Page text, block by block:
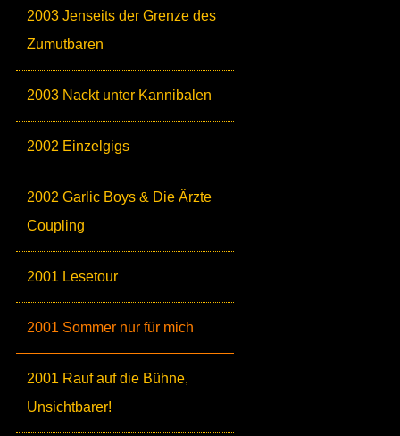
2003 Jenseits der Grenze des
Zumutbaren
2003 Nackt unter Kannibalen
2002 Einzelgigs
2002 Garlic Boys & Die Ärzte
Coupling
2001 Lesetour
2001 Sommer nur für mich
2001 Rauf auf die Bühne,
Unsichtbarer!